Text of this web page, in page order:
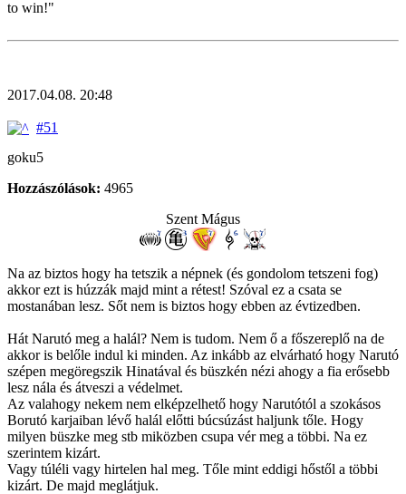
to win!"
2017.04.08. 20:48
#51
goku5
Hozzászólások: 4965
Szent Mágus
Na az biztos hogy ha tetszik a népnek (és gondolom tetszeni fog)
akkor ezt is húzzák majd mint a rétest! Szóval ez a csata se
mostanában lesz. Sőt nem is biztos hogy ebben az évtizedben.
Hát Narutó meg a halál? Nem is tudom. Nem ő a főszereplő na de
akkor is belőle indul ki minden. Az inkább az elvárható hogy Narutó
szépen megöregszik Hinatával és büszkén nézi ahogy a fia erősebb
lesz nála és átveszi a védelmet.
Az valahogy nekem nem elképzelhető hogy Narutótól a szokásos
Borutó karjaiban lévő halál előtti búcsúzást haljunk tőle. Hogy
milyen büszke meg stb miközben csupa vér meg a többi. Na ez
szerintem kizárt.
Vagy túléli vagy hirtelen hal meg. Tőle mint eddigi hőstől a többi
kizárt. De majd meglátjuk.